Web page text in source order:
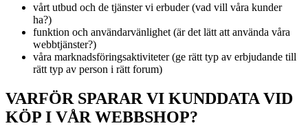
vårt utbud och de tjänster vi erbuder (vad vill våra kunder
ha?)
funktion och användarvänlighet (är det lätt att använda våra
webbtjänster?)
våra marknadsföringsaktiviteter (ge rätt typ av erbjudande till
rätt typ av person i rätt forum)
VARFÖR SPARAR VI KUNDDATA VID
KÖP I VÅR WEBBSHOP?